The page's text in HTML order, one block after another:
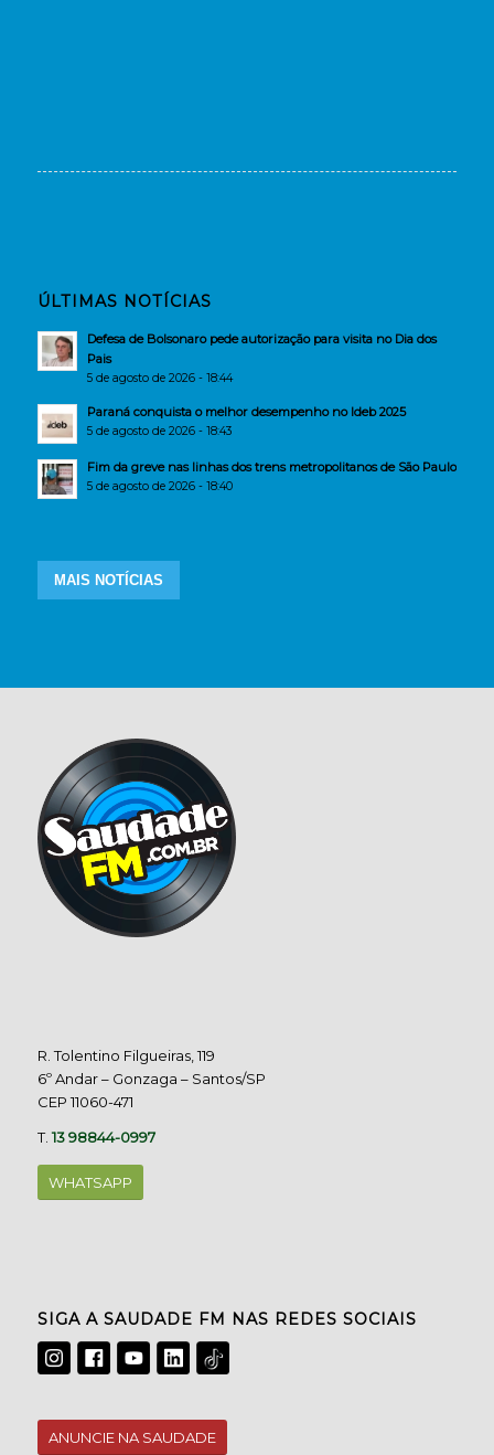
ÚLTIMAS NOTÍCIAS
Defesa de Bolsonaro pede autorização para visita no Dia dos
Pais
5 de agosto de 2026 - 18:44
Paraná conquista o melhor desempenho no Ideb 2025
5 de agosto de 2026 - 18:43
Fim da greve nas linhas dos trens metropolitanos de São Paulo
5 de agosto de 2026 - 18:40
MAIS NOTÍCIAS
R. Tolentino Filgueiras, 119
6º Andar – Gonzaga – Santos/SP
CEP 11060-471
T.13 98844-0997
WHATSAPP
SIGA A SAUDADE FM NAS REDES SOCIAIS
ANUNCIE NA SAUDADE